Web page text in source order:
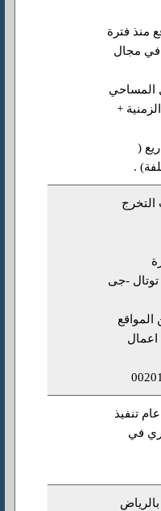
منذ فترة
في مجال
المساحي
+
(
.
توتال -جى
تنفيذ
في